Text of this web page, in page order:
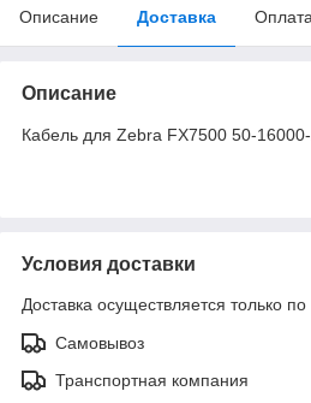
Описание Доставка Оплата
Описание
Кабель для Zebra FX7500 50-
Условия доставки
Доставка осуществляется только по
Самовывоз
Транспортная компания